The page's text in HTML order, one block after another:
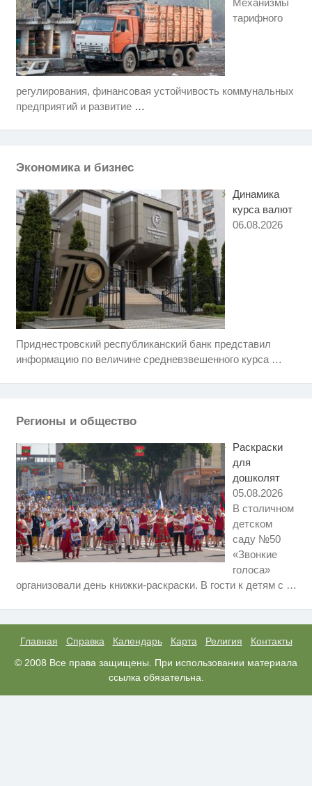
Механизмы
тарифного
регулирования, финансовая устойчивость коммунальных
предприятий и развитие …
Экономика и бизнес
Динамика
курса валют
06.08.2026
Приднестровский республиканский банк представил
информацию по величине средневзвешенного курса …
Регионы и общество
Раскраски
для
дошколят
05.08.2026
В столичном
детском
саду №50
«Звонкие
голоса»
организовали день книжки-раскраски. В гости к детям с …
Главная Справка Календарь Карта Религия
Контакты
© 2008 Все права защищены. При использовании материала
ссылка обязательна.
i
Этот танец невесты оставит вас
без слов! Пересмотрела 10 раз
Ржу не переставая, это видео
Ролик длится пару секунд, но
i
Скрытая камера на пляже
когда их не видят...
Ролик длится несколько секунд,
Ролик из Омска: вы будете
без слов! Пересмотрела 10 раз
i
Королева вагона отожгла! Видео
не оставит равнодушным